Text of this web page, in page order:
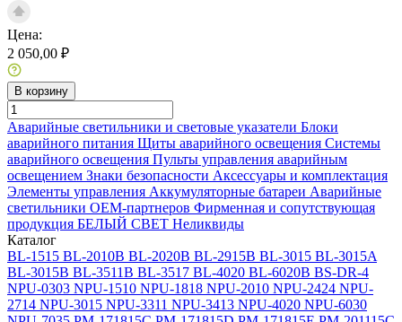
Цена:
2 050,00 ₽
В корзину
Аварийные светильники и световые указатели Блоки
аварийного питания Щиты аварийного освещения Системы
аварийного освещения Пульты управления аварийным
освещением Знаки безопасности Аксессуары и комплектация
Элементы управления Аккумуляторные батареи Аварийные
светильники ОЕМ-партнеров Фирменная и сопутствующая
продукция БЕЛЫЙ СВЕТ Неликвиды
Каталог
BL-1515 BL-2010B BL-2020B BL-2915B BL-3015 BL-3015A
BL-3015B BL-3511B BL-3517 BL-4020 BL-6020B BS-DR-4
NPU-0303 NPU-1510 NPU-1818 NPU-2010 NPU-2424 NPU-
2714 NPU-3015 NPU-3311 NPU-3413 NPU-4020 NPU-6030